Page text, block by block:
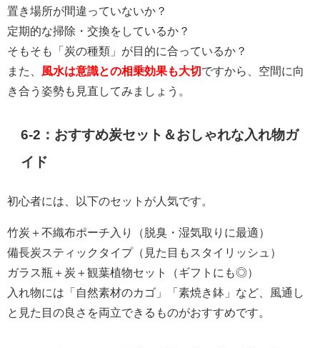
置き場所が間違っていないか？
定期的な掃除・交換をしているか？
そもそも「炭の種類」が目的に合っているか？
また、
風水は意識との相乗効果も大切ですから、空間に向
き合う姿勢も見直してみましょう。
6-2：おすすめ炭セット＆おしゃれな入れ物ガ
イド
初心者には、以下のセットが人気です。
竹炭＋不織布ポーチ入り（脱臭・湿気取りに最適）
備長炭スティックタイプ（見た目もスタイリッシュ）
ガラス瓶＋炭＋観葉植物セット（ギフトにも◎）
入れ物には「自然素材のカゴ」「素焼き鉢」など、風通し
と見た目の良さを両立できるものがおすすめです。